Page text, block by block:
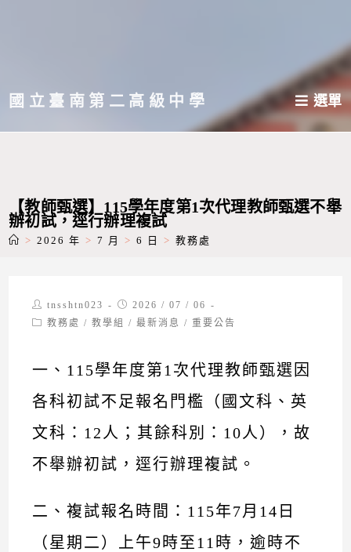
主國立臺南第二高級中學 選單
【教師甄選】115學年度第1次代理教師甄選不舉
辦初試，逕行辦理複試
> 2026 年 > 7 月 > 6 日 > 教務處
Post
author:
tnsshtn023
Post
published:
2026 / 07 / 06
Post教務處 / 教學組 / 最新消息 / 重要公告
一、115學年度第1次代理教師甄選因
各科初試不足報名門檻（國文科、英
文科：12人；其餘科別：10人），故
不舉辦初試，逕行辦理複試。
二、複試報名時間：115年7月14日
（星期二）上午9時至11時，逾時不